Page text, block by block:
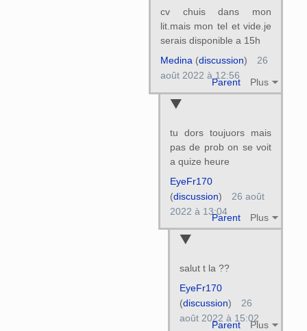
cv chuis dans mon
lit.mais mon tel et vide.je
serais disponible a 15h
Parent Plus
Medina(discussion)
26
août 2022 à 12:56
tu dors toujuors mais
pas de prob on se voit
a quize heure
Parent Plus
EyeFr170
(discussion)
26 août
2022 à 13:04
salut t la ??
Parent Plus
EyeFr170
(discussion)
26
août 2022 à 15:02